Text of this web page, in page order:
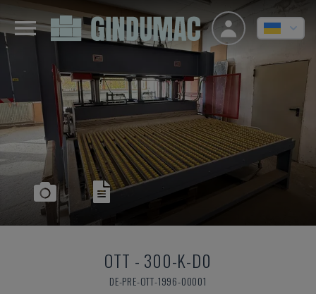
OTT - 300-K-D0
DE-PRE-OTT-1996-00001